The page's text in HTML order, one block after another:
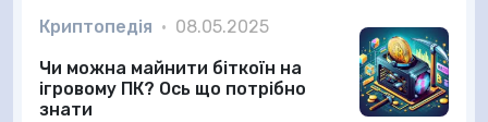
Криптопедія • 08.05.2025
Чи можна майнити біткоїн на
ігровому ПК? Ось що потрібно
знати